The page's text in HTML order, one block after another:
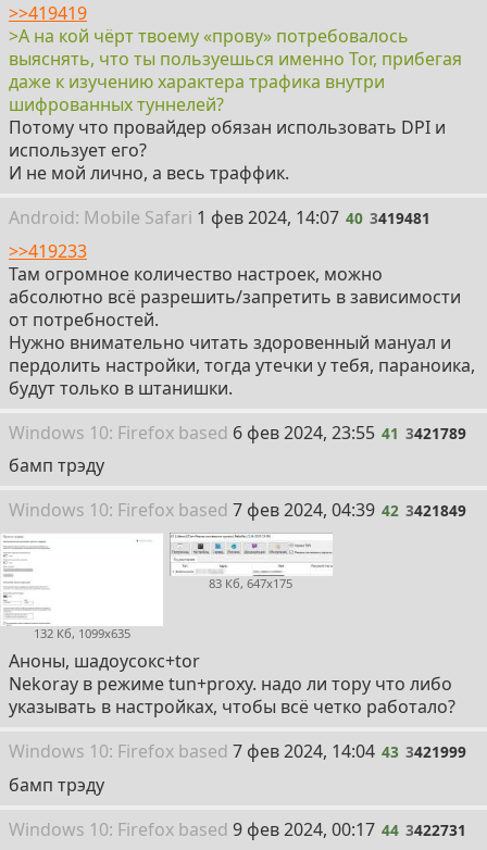
>>419419
>А на кой чёрт твоему «прову» потребовалось
выяснять, что ты пользуешься именно Tor, прибегая
даже к изучению характера трафика внутри
шифрованных туннелей?
Потому что провайдер обязан использовать DPI и
использует его?
И не мой лично, а весь траффик.
Android: Mobile Safari 40
1 фев 2024, 14:07 40 3419481
>>419233
Там огромное количество настроек, можно
абсолютно всё разрешить/запретить в зависимости
от потребностей.
Нужно внимательно читать здоровенный мануал и
пердолить настройки, тогда утечки у тебя, параноика,
будут только в штанишки.
Windows 10: Firefox based 41
6 фев 2024, 23:55 41 3421789
бамп трэду
Windows 10: Firefox based 42
7 фев 2024, 04:39 42 3421849
132 Кб, 1099x635
83 Кб, 647x175
Аноны, шадоусокс+tor
Nekoray в режиме tun+proxy. надо ли тору что либо
указывать в настройках, чтобы всё четко работало?
Windows 10: Firefox based 43
7 фев 2024, 14:04 43 3421999
бамп трэду
Windows 10: Firefox based 44
9 фев 2024, 00:17 44 3422731